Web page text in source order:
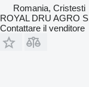
Romania, Cristesti
ROYAL DRU AGRO
Contattare il venditore